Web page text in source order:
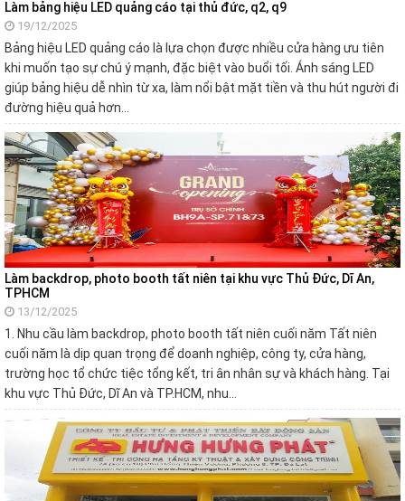
Làm bảng hiệu LED quảng cáo tại thủ đức, q2, q9
19/12/2025
Bảng hiệu LED quảng cáo là lựa chọn được nhiều cửa hàng ưu tiên
khi muốn tạo sự chú ý mạnh, đặc biệt vào buổi tối. Ánh sáng LED
giúp bảng hiệu dễ nhìn từ xa, làm nổi bật mặt tiền và thu hút người đi
đường hiệu quả hơn…
Làm backdrop, photo booth tất niên tại khu vực Thủ Đức, Dĩ An,
TPHCM
13/12/2025
1. Nhu cầu làm backdrop, photo booth tất niên cuối năm Tất niên
cuối năm là dịp quan trọng để doanh nghiệp, công ty, cửa hàng,
trường học tổ chức tiệc tổng kết, tri ân nhân sự và khách hàng. Tại
khu vực Thủ Đức, Dĩ An và TP.HCM, nhu…